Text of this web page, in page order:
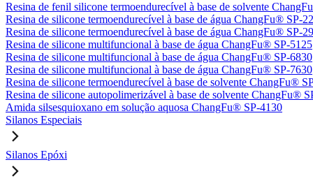
Resina de fenil silicone termoendurecível à base de solvente
Resina de silicone termoendurecível à base de água ChangFu® SP-
Resina de silicone termoendurecível à base de água ChangFu® SP-
Resina de silicone multifuncional à base de água ChangFu® SP-5125
Resina de silicone multifuncional à base de água ChangFu® SP-6830
Resina de silicone multifuncional à base de água ChangFu® SP-7630
Resina de silicone termoendurecível à base de solvente ChangFu®
Resina de silicone autopolimerizável à base de solvente ChangFu®
Amida silsesquioxano em solução aquosa ChangFu® SP-4130
Silanos Especiais
Silanos Epóxi